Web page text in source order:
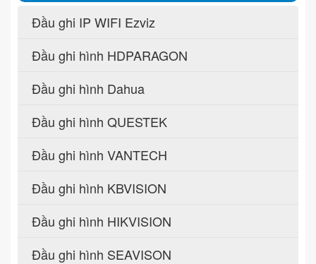
Đầu ghi IP WIFI Ezviz
Đầu ghi hình HDPARAGON
Đầu ghi hình Dahua
Đầu ghi hình QUESTEK
Đầu ghi hình VANTECH
Đầu ghi hình KBVISION
Đầu ghi hình HIKVISION
Đầu ghi hình SEAVISON